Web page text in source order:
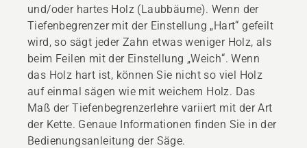
und/oder hartes Holz (Laubbäume). Wenn der
Tiefenbegrenzer mit der Einstellung „Hart“ gefeilt
wird, so sägt jeder Zahn etwas weniger Holz, als
beim Feilen mit der Einstellung „Weich“. Wenn
das Holz hart ist, können Sie nicht so viel Holz
auf einmal sägen wie mit weichem Holz. Das
Maß der Tiefenbegrenzerlehre variiert mit der Art
der Kette. Genaue Informationen finden Sie in der
Bedienungsanleitung der Säge.